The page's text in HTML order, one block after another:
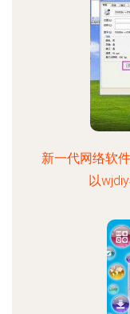
新一代网络软
以